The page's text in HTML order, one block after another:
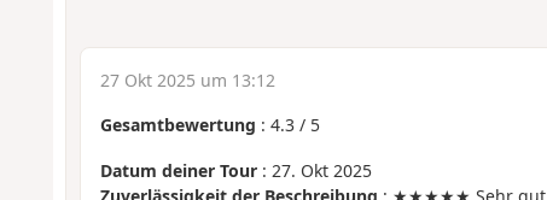
27 Okt 2025 um 13:12
Gesamtbewertung : 4.3/ 5
Datum deiner Tour: 27. Okt 2025